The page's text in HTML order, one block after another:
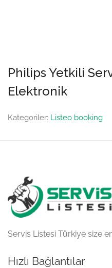
Philips Yetkili
Elektronik
Kategoriler: Listeo booking
Servis Listesi Türkiye size
Hızlı Bağlantılar